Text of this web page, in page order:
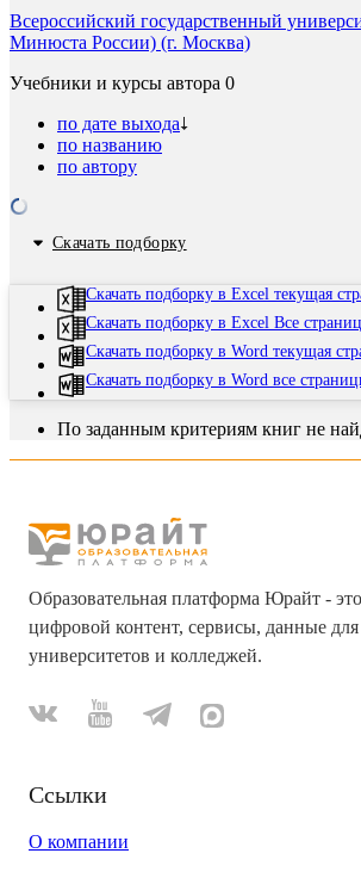
Всероссийский государственный
Минюста России) (г. Москва)
Учебники и курсы автора 0
по дате выхода
по названию
по автору
Скачать подборку
Скачать подборку в Excel текущая
Скачать подборку в Excel Все
Скачать подборку в Word текущая
Скачать подборку в Word все
По заданным критериям книг не
Образовательная платформа Юрайт - это
цифровой контент, сервисы, данные для
университетов и колледжей.
Ссылки
О компании